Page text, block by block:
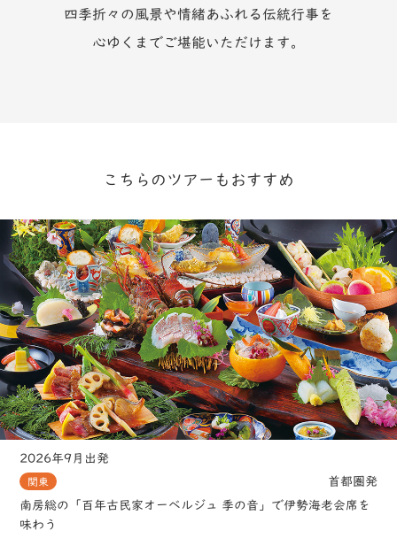
四季折々の風景や情緒あふれる伝統行事を
心ゆくまでご堪能いただけます。
こちらのツアーもおすすめ
2026年9月出発
関東
首都圏発
南房総の「百年古民家オーベルジュ 季の音」で伊勢海老会席を
味わう